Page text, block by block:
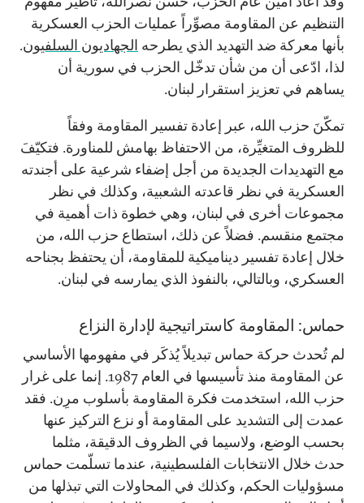
التنظيم عن المقاومة مصوِّراً عمليات الحزب العسكرية
بأنها معركة ضد التهديد الذي يطرحه الجهاديون السلفيون.
لذا، ادّعى أن من شأن تدخّل الحزب في سورية أن
يساهم في تعزيز استقرار لبنان.
تمكّنَ حزب الله، عبر إعادة تفسير المقاومة وفقاً
للظروف المتغيِّرة، من الاحتفاظ بهامش للمناورة. فتكيّفَ
مع التهديدات الجديدة من أجل إضفاء شرعية على أجندته
العسكرية في نظر قاعدته الشعبية، وكذلك في نظر
مجموعات أخرى في لبنان، وهي خطوة ذات أهمية في
مجتمع منقسم. فضلاً عن ذلك، استطاع حزب الله، من
خلال إعادة تفسير ديناميكية للمقاومة، أن يحتفظ بجناحه
العسكري، وبالتالي، بالنفوذ الذي يمارسه في لبنان.
حماس: المقاومة كاستراتيجية لإدارة النزاع
لم تُحدث حركة حماس تبديلاً يُذكَر في مفهومها الأساسي
عن المقاومة منذ تأسيسها في العام 1987. إنما على غرار
حزب الله، استخدمت فكرة المقاومة بأسلوب مرِن. فقد
عمدت إلى التشديد على المقاومة أو نزع التركيز عنها
بحسب الوضع، ولاسيما في الظروف الدقيقة، مثلما
حدث خلال الانتخابات الفلسطينية، عندما تسلّمت حماس
مسؤوليات الحكم، وكذلك في المحاولات التي تبذلها من